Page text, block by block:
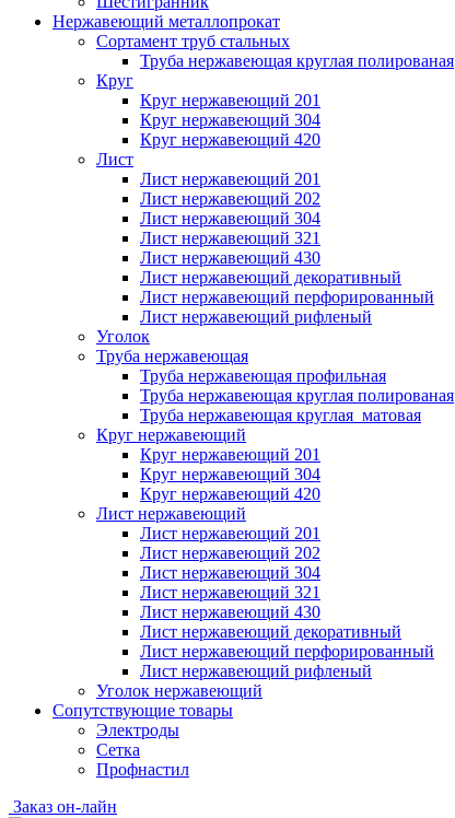
Нержавеющий металлопрокат
Сортамент труб стальных
Труба нержавеющая круглая полированая
Круг
Круг нержавеющий 201
Круг нержавеющий 304
Круг нержавеющий 420
Лист
Лист нержавеющий 201
Лист нержавеющий 202
Лист нержавеющий 304
Лист нержавеющий 321
Лист нержавеющий 430
Лист нержавеющий декоративный
Лист нержавеющий перфорированный
Лист нержавеющий рифленый
Уголок
Труба нержавеющая
Труба нержавеющая профильная
Труба нержавеющая круглая полированая
Труба нержавеющая круглая матовая
Круг нержавеющий
Круг нержавеющий 201
Круг нержавеющий 304
Круг нержавеющий 420
Лист нержавеющий
Лист нержавеющий 201
Лист нержавеющий 202
Лист нержавеющий 304
Лист нержавеющий 321
Лист нержавеющий 430
Лист нержавеющий декоративный
Лист нержавеющий перфорированный
Лист нержавеющий рифленый
Уголок нержавеющий
Cопутствующие товары
Электроды
Сетка
Профнастил
Заказ он-лайн